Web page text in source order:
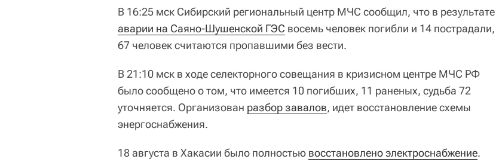
В 16:25 мск Сибирский региональный центр МЧС сообщил, что в результате
аварии на Саяно-Шушенской ГЭС восемь человек погибли и 14 пострадали,
67 человек считаются пропавшими без вести.
В 21:10 мск в ходе селекторного совещания в кризисном центре МЧС РФ
было сообщено о том, что имеется 10 погибших, 11 раненых, судьба 72
уточняется. Организован разбор завалов, идет восстановление схемы
энергоснабжения.
18 августа в Хакасии было полностью восстановлено электроснабжение.